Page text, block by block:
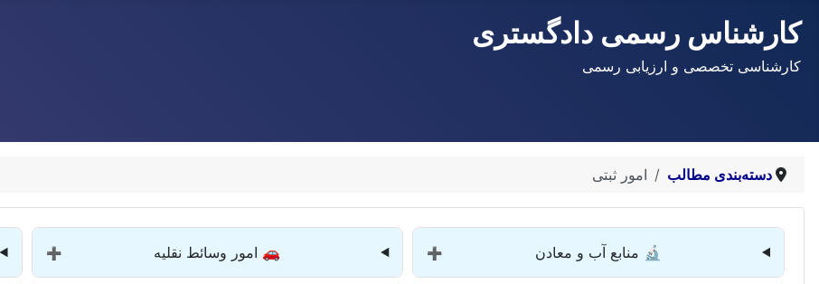
کارشناس رسمی دادگستری
کارشناسی تخصصی و ارزیابی رسمی
دسته‌بندی مطالب امور ثبتی
🔬 منابع آب و معادن ➕ 🚗 امور وسائط نقلیه ➕